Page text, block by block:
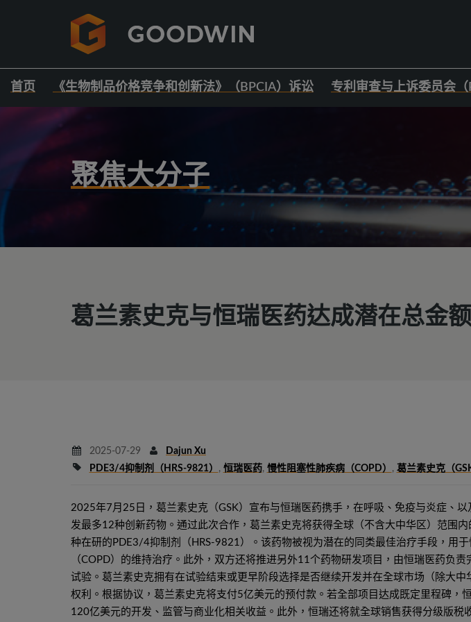
首页 《生物制品价格竞争和创新法》（BPCIA）诉讼 专利审查与上诉委员会
聚焦大分子
葛兰素史克与恒瑞医药达成潜在总金
2025-07-29
Dajun Xu
PDE3/4抑制剂（HRS-9821）
, 恒瑞医药, 慢性阻塞性肺疾病（COPD） , 葛兰素史克（
2025年7月25日，葛兰素史克（GSK）宣布与恒瑞医药携手，在呼吸、免疫与炎症、
发最多12种创新药物。通过此次合作，葛兰素史克将获得全球（不含大中华区）范围
种在研的PDE3/4抑制剂（HRS-9821）。该药物被视为潜在的同类最佳治疗手段，用
（COPD）的维持治疗。此外，双方还将推进另外11个药物研发项目，由恒瑞医药负
试验。葛兰素史克拥有在试验结束或更早阶段选择是否继续开发并在全球市场（除大中
权利。根据协议，葛兰素史克将支付5亿美元的预付款。若全部项目达成既定里程碑，
120亿美元的开发、监管与商业化相关收益。此外，恒瑞还将就全球销售获得分级版税